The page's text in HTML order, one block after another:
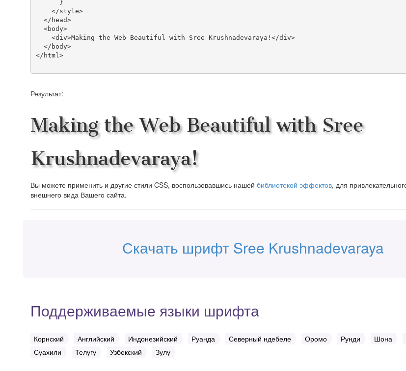
</html>
Результат:
Making the Web Beautiful with Sree
Krushnadevaraya!
Вы можете применить и другие стили CSS, воспользовавшись нашей библиотекой эффектов, для
внешнего вида Вашего сайта.
Скачать шрифт Sree Krushnadevaraya
Поддерживаемые языки шрифта
Корнский Английский Индонезийский Руанда Северный ндебеле Оромо Рунди Шона
Суахили
Телугу Узбекский Зулу